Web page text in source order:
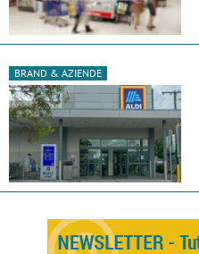
BRAND & AZIENDE